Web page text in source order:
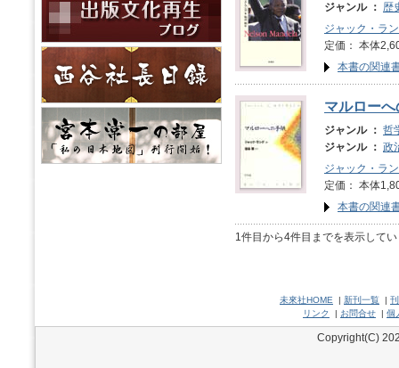
ジャンル ： 歴
ジャック・ラ
定価： 本体
本書の関連
マルローへ
ジャンル ： 哲
ジャンル ： 政
ジャック・ラ
定価： 本体
本書の関連
1件目から4件目までを表示して
未來社HOME | 新刊一覧 |
リンク
| お問合せ | 個
Copyright(C)